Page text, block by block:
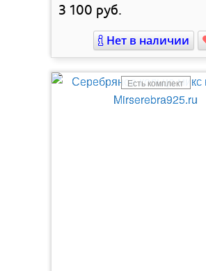
3 100 руб.
Нет в наличии
Есть комплект